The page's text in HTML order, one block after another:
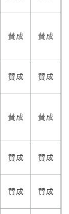
賛成 賛成
賛成 賛成
賛成 賛成
賛成 賛成
賛成 賛成